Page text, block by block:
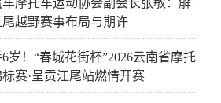
摩托车运动协会副会长张敏：解
越野赛事布局与期许
岁！“春城花街杯”2026云南省摩托
赛·呈贡江尾站燃情开赛